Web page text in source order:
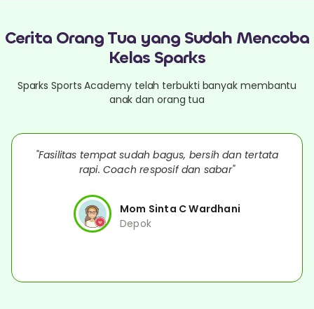
Cerita Orang Tua yang Sudah Mencoba
Kelas Sparks
Sparks Sports Academy telah terbukti banyak membantu
anak dan orang tua
"Fasilitas tempat sudah bagus, bersih dan tertata
rapi. Coach resposif dan sabar"
Mom Sinta C Wardhani
Depok